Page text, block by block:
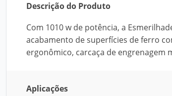
Descrição do Produto
Com 1010 w de potência, a
acabamento de superfícies de ferro
ergonômico, carcaça de engrenagem
Aplicações